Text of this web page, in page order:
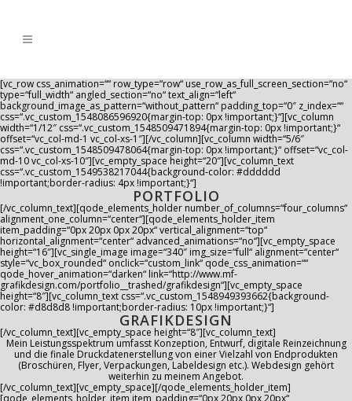
[vc_row css_animation=““ row_type=“row“ use_row_as_full_screen_section=“no“
type=“full_width“ angled_section=“no“ text_align=“left“
background_image_as_pattern=“without_pattern“ padding_top=“0″ z_index=““
css=“.vc_custom_1548086596920{margin-top: 0px !important;}“][vc_column
width=“1/12″ css=“.vc_custom_1548509471894{margin-top: 0px !important;}“
offset=“vc_col-md-1 vc_col-xs-1″][/vc_column][vc_column width=“5/6″
css=“.vc_custom_1548509478064{margin-top: 0px !important;}“ offset=“vc_col-
md-10 vc_col-xs-10″][vc_empty_space height=“20″][vc_column_text
css=“.vc_custom_1549538217044{background-color: #dddddd
!important;border-radius: 4px !important;}“]
PORTFOLIO
[/vc_column_text][qode_elements_holder number_of_columns=“four_columns“
alignment_one_column=“center“][qode_elements_holder_item
item_padding=“0px 20px 0px 20px“ vertical_alignment=“top“
horizontal_alignment=“center“ advanced_animations=“no“][vc_empty_space
height=“16″][vc_single_image image=“340″ img_size=“full“ alignment=“center“
style=“vc_box_rounded“ onclick=“custom_link“ qode_css_animation=““
qode_hover_animation=“darken“ link=“http://www.mf-
grafikdesign.com/portfolio__trashed/grafikdesign“][vc_empty_space
height=“8″][vc_column_text css=“.vc_custom_1548949393662{background-
color: #d8d8d8 !important;border-radius: 10px !important;}“]
GRAFIKDESIGN
[/vc_column_text][vc_empty_space height=“8″][vc_column_text]
Mein Leistungsspektrum umfasst Konzeption, Entwurf, digitale Reinzeichnung
und die finale Druckdatenerstellung von einer Vielzahl von Endprodukten
(Broschüren, Flyer, Verpackungen, Labeldesign etc.). Webdesign gehört
weiterhin zu meinem Angebot.
[/vc_column_text][vc_empty_space][/qode_elements_holder_item]
[qode_elements_holder_item item_padding=“0px 20px 0px 20px“